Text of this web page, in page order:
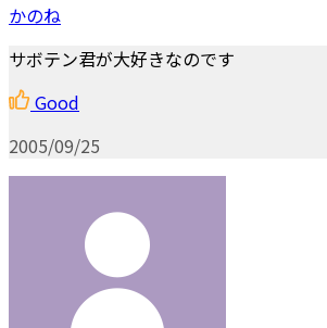
かのね
サボテン君が大好きなのです
Good
2005/09/25